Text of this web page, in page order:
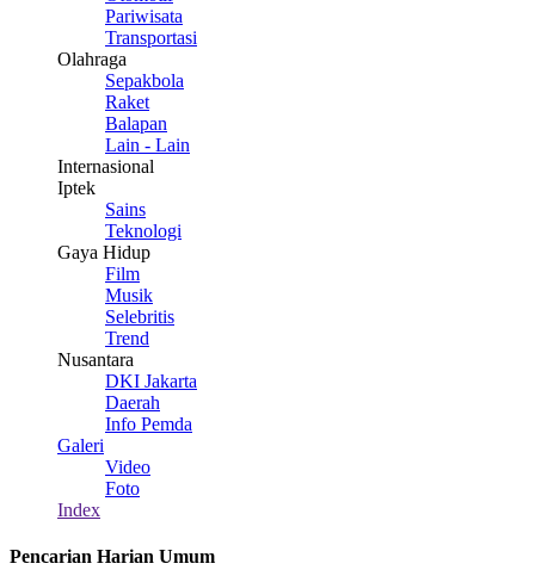
Pariwisata
Transportasi
Olahraga
Sepakbola
Raket
Balapan
Lain - Lain
Internasional
Iptek
Sains
Teknologi
Gaya Hidup
Film
Musik
Selebritis
Trend
Nusantara
DKI Jakarta
Daerah
Info Pemda
Galeri
Video
Foto
Index
Pencarian Harian Umum